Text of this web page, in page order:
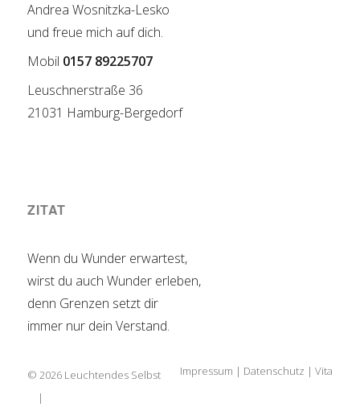
Andrea Wosnitzka-Lesko
und freue mich auf dich.
Mobil 0157 89225707
Leuschnerstraße 36
21031 Hamburg-Bergedorf
ZITAT
Wenn du Wunder erwartest,
wirst du auch Wunder erleben,
denn Grenzen setzt dir
immer nur dein Verstand.
© 2026 Leuchtendes Selbst Impressum Datenschutz Vita